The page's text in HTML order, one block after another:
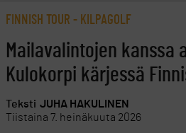
FINNISH TOUR - KILPAGOLF
Mailavalintojen kanssa
Kulokorpi kärjessä
Teksti JUHA HAKULINEN
Tiistaina 7. heinäkuuta 2026